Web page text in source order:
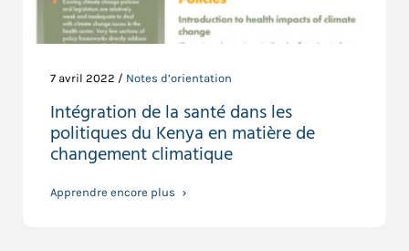
7 avril 2022 / Notes d’orientation
Intégration de la santé dans les
politiques du Kenya en matière de
changement climatique
Apprendre encore plus